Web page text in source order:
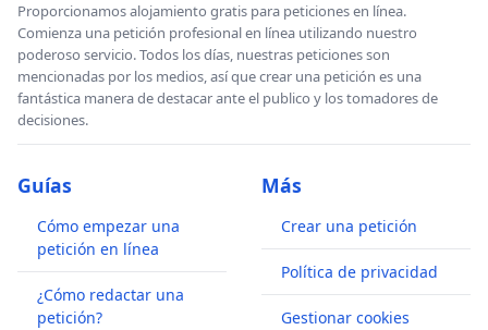
Proporcionamos alojamiento gratis para peticiones en línea.
Comienza una petición profesional en línea utilizando nuestro
poderoso servicio. Todos los días, nuestras peticiones son
mencionadas por los medios, así que crear una petición es una
fantástica manera de destacar ante el publico y los tomadores de
decisiones.
Guías
Cómo empezar una
petición en línea
¿Cómo redactar una
petición?
Más
Crear una petición
Política de privacidad
Gestionar cookies